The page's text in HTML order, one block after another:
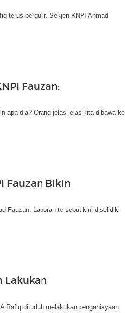
terus bergulir. Sekjen KNPI Ahmad
Fauzan:
apa dia? Orang jelas-jelas kita dibawa ke
Fauzan Bikin
Fauzan. Laporan tersebut kini diselidiki
Lakukan
Rafiq dituduh melakukan penganiayaan